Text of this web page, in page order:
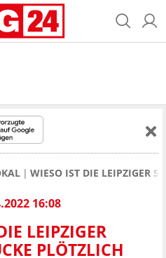
WIESO IST DIE LEIPZIGER
16:08
LEIPZIGER
PLÖTZLICH